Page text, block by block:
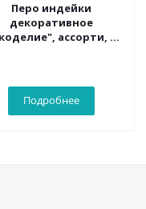
Перо индейки
декоративное
ассорти, 20
Подробнее